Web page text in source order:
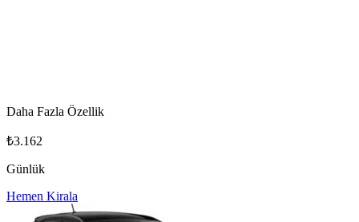
Daha Fazla Özellik
₺3.162
Günlük
Hemen Kirala